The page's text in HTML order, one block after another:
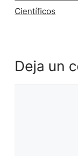
Científicos
Deja un